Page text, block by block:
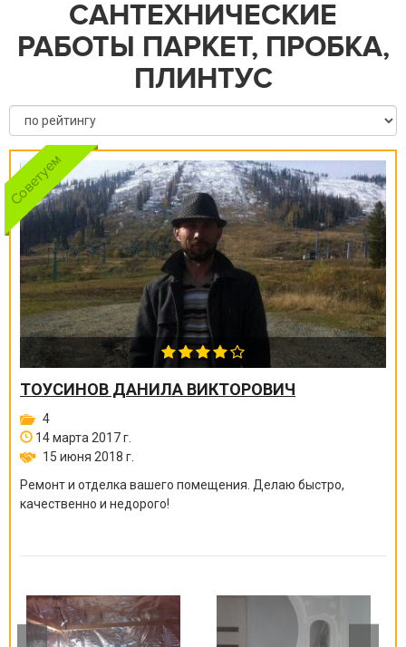
САНТЕХНИЧЕСКИЕ
РАБОТЫ ПАРКЕТ, ПРОБКА,
ПЛИНТУС
ТОУСИНОВ ДАНИЛА ВИКТОРОВИЧ
4
14 марта 2017 г.
15 июня 2018 г.
Ремонт и отделка вашего помещения. Делаю быстро,
качественно и недорого!